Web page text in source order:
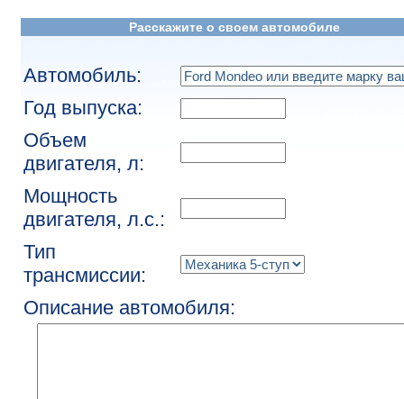
Расскажите о своем автомобиле
Автомобиль:
Год выпуска:
Объем
двигателя, л:
Мощность
двигателя, л.с.:
Тип
трансмиссии:
Описание автомобиля: